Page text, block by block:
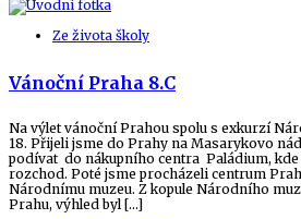
Ze života školy
Vánoční Praha 8.C
Na výlet vánoční Prahou spolu s exkurzí
18. Přijeli jsme do Prahy na Masarykovo
podívat do nákupního centra Paládium,
rozchod. Poté jsme procházeli centrum
Národnímu muzeu. Z kopule Národního
Prahu, výhled byl […]